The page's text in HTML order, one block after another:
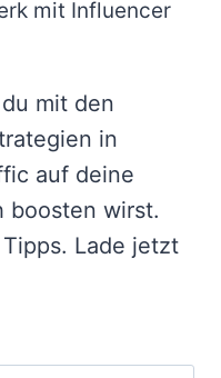
mit Influencer
mit den
in
auf deine
boosten wirst.
Lade jetzt